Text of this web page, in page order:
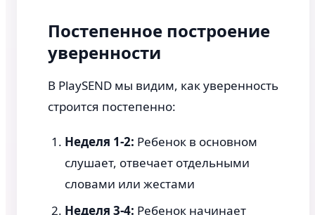
Постепенное построение
уверенности
В PlaySEND мы видим, как уверенность
строится постепенно:
Неделя 1-2: Ребенок в основном
слушает, отвечает отдельными
словами или жестами
Неделя 3-4: Ребенок начинает